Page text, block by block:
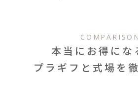
COMPARISON
本当にお得にな
プラギフと式場を